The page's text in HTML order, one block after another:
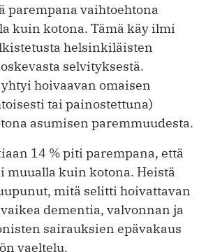
parempana vaihtoehtona
kuin kotona. Tämä käy ilmi
helsinkiläisten
selvityksestä.
hoivaavan omaisen
tai painostettuna)
asumisen paremmuudesta.
14 % piti parempana, ­että
muualla kuin kotona. Heistä
mitä selitti hoivattavan
dementia, valvonnan ja
sairauksien epävakaus
vaeltelu.